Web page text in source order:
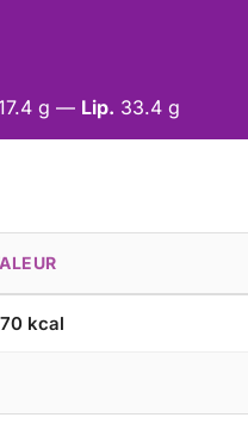
g — Lip. 33.4 g
kcal